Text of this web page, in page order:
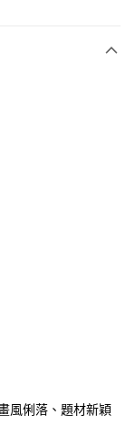
式。 讓您購物簡單
「AFTEE先享後付」
。
成。
要取消訂單，請聯絡
，需透過AFTEE先享
風俐落、題材新穎